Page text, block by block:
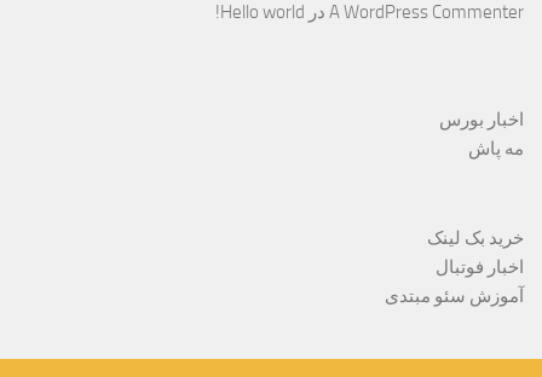
A WordPress Commenter در Hello world!
اخبار بورس
مه پاش
خرید بک لینک
اخبار فوتبال
آموزش سئو مبتدی